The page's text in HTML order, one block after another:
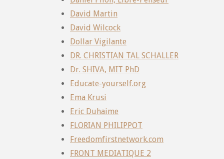
David Martin
David Wilcock
Dollar Vigilante
DR. CHRISTIAN TAL SCHALLER
Dr. SHIVA, MIT PhD
Educate-yourself.org
Ema Krusi
Eric Duhaime
FLORIAN PHILIPPOT
Freedomfirstnetwork.com
FRONT MEDIATIQUE 2